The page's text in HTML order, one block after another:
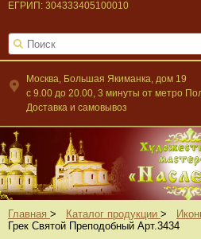
Москва, Большая Якиманка, дом 19
c 9.00 до 20.00, 3 минуты от метро
Доставка и самовывоз
ЕГРИП: 304333405100010
Главная > Каталог продукции >
Грек Святой Преподобный Арт.3434